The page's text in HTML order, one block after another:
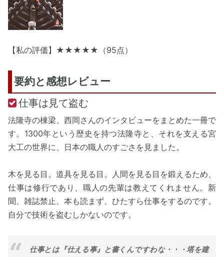
【私の評価】★★★★★（95点）
要約と感想レビュー
仕事は見て盗む
法隆寺の棟梁、西岡さんのインタビューをまとめた一冊で
す。1300年という歴史を持つ法隆寺と、それを支える宮
大工の世界に、日本の職人のすごさを見ました。
木を見る目。道具を見る目。人間を見る目を鍛えるため、
仕事は修行であり、職人の先輩は教えてくれません。新
聞、雑誌禁止、本も読まず、ひたすら仕事をするのです。
自分で技術を盗むしかないのです。
仕事とは『仕える事』と書くんですわな・・・塔を建